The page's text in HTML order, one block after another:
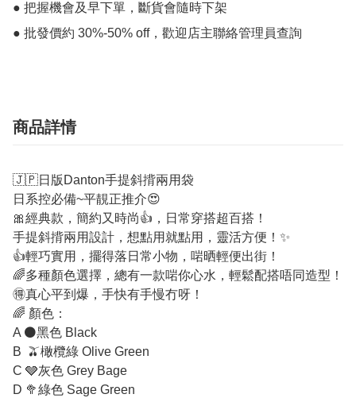
● 把握機會及早下單，斷貨會隨時下架
● 批發價約 30%-50% off，歡迎店主聯絡管理員查詢
商品詳情
🇯🇵日版Danton手提斜揹兩用袋
日系控必備~平靚正推介😍
🎀經典款，簡約又時尚👍，日常穿搭超百搭！
手提斜揹兩用設計，想點用就點用，靈活方便！✨
👍輕巧實用，擺得落日常小物，啱晒輕便出街！
🌈多種顏色選擇，總有一款啱你心水，輕鬆配搭唔同造型！
🉐真心平到爆，手快有手慢冇呀！
🌈 顏色：
A ⚫黑色 Black
B 🫒橄欖綠 Olive Green
C 🩶灰色 Grey Bage
D 🥦綠色 Sage Green